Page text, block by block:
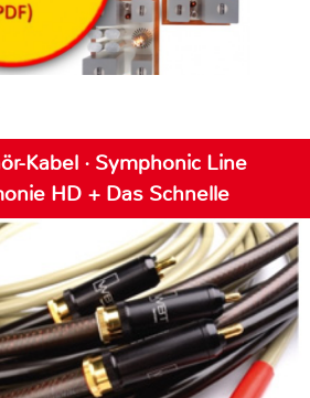
Kabel · Symphonic Line
HD + Das Schnelle